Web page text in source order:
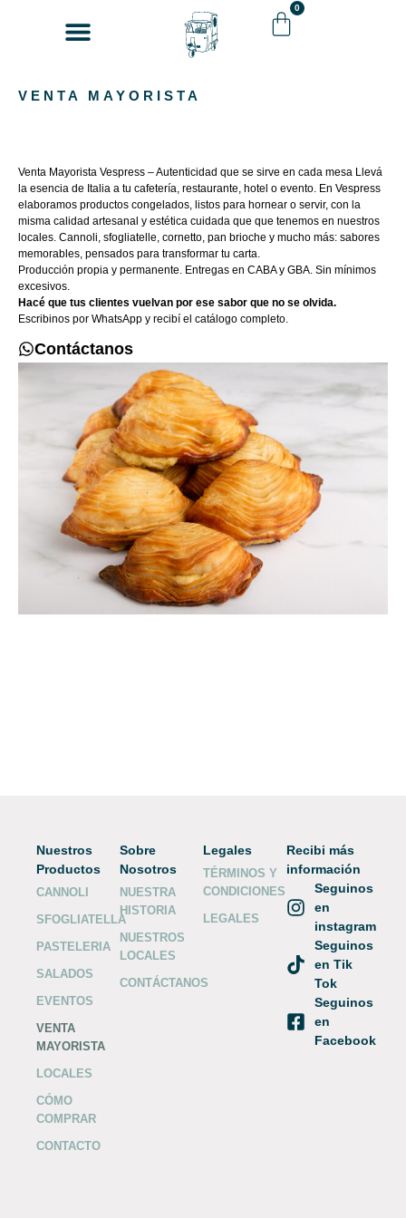
0
VENTA MAYORISTA
Venta Mayorista Vespress – Autenticidad que se sirve en cada mesa Llevá
la esencia de Italia a tu cafetería, restaurante, hotel o evento. En Vespress
elaboramos productos congelados, listos para hornear o servir, con la
misma calidad artesanal y estética cuidada que que tenemos en nuestros
locales. Cannoli, sfogliatelle, cornetto, pan brioche y mucho más: sabores
memorables, pensados para transformar tu carta.
Producción propia y permanente. Entregas en CABA y GBA. Sin mínimos
excesivos.
Hacé que tus clientes vuelvan por ese sabor que no se olvida.
Escribinos por WhatsApp y recibí el catálogo completo.
Contáctanos
Nuestros
Productos
CANNOLI
SFOGLIATELLA
PASTELERIA
SALADOS
EVENTOS
VENTA
MAYORISTA
LOCALES
CÓMO
COMPRAR
CONTACTO
Sobre
Nosotros
NUESTRA
HISTORIA
NUESTROS
LOCALES
CONTÁCTANOS
Legales
TÉRMINOS Y
CONDICIONES
LEGALES
Recibi más
información
Seguinos
en
instagram
Seguinos
en Tik
Tok
Seguinos
en
Facebook